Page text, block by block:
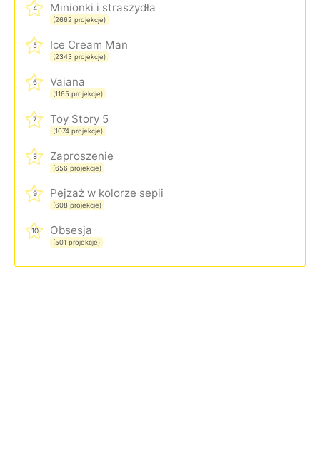
4 Minionki i straszydła
(2662 projekcje)
5 Ice Cream Man
(2343 projekcje)
6 Vaiana
(1165 projekcje)
7 Toy Story 5
(1074 projekcje)
8 Zaproszenie
(656 projekcje)
9 Pejzaż w kolorze sepii
(608 projekcje)
10 Obsesja
(501 projekcje)